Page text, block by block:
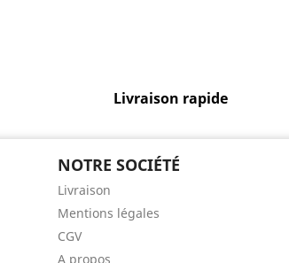
Livraison rapide
NOTRE SOCIÉTÉ
Livraison
Mentions légales
CGV
A propos